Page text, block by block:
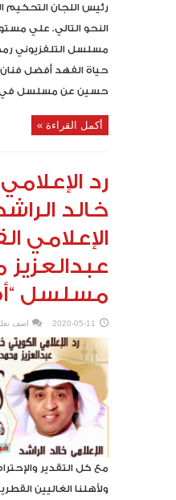
رئيس اللجان
النحو التالي. علي
مسلسل التلفزيوني
حياة الفهد أفضل
حسين عن مسلسل في
أكمل القراءة »
رد
خالد
الإعلامي
مسلسل
2020-05-11 اضف
مع كل التقدير
ولأهلنا الغاليين